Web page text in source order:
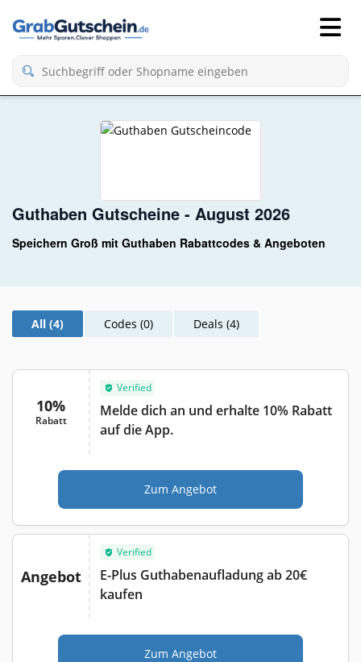
Guthaben Gutscheine - August 2026
Speichern Groß mit Guthaben Rabattcodes & Angeboten
All (4) Codes (0) Deals (4)
10%
Rabatt
Verified
Melde dich an und erhalte 10% Rabatt
auf die App.
Zum Angebot
Angebot
Verified
E-Plus Guthabenaufladung ab 20€
kaufen
Zum Angebot